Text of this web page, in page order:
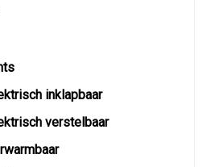
inklapbaar
verstelbaar